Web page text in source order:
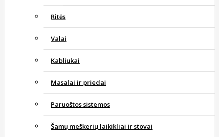
Ritės
Valai
Kabliukai
Masalai ir priedai
Paruoštos sistemos
Šamų meškerių laikikliai ir stovai